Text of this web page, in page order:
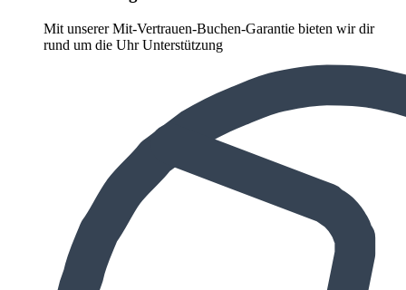
Mit unserer Mit-Vertrauen-Buchen-Garantie bieten wir dir
rund um die Uhr Unterstützung